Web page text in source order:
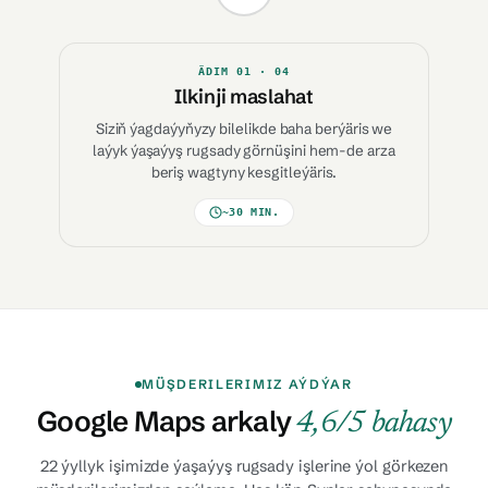
ÄDIM 01 · 04
Ilkinji maslahat
Siziň ýagdaýyňyzy bilelikde baha berýäris we
laýyk ýaşaýyş rugsady görnüşini hem-de arza
beriş wagtyny kesgitleýäris.
~30 MIN.
MÜŞDERILERIMIZ AÝDÝAR
Google Maps arkaly4,6/5 bahasy
22 ýyllyk işimizde ýaşaýyş rugsady işlerine ýol görkezen